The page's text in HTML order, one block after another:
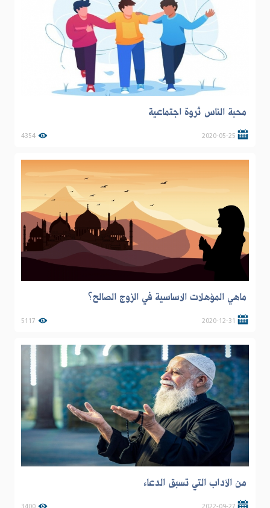
محبة الناس ثروة اجتماعية
2020-05-25
4354
ماهي المؤهلات الاساسية في الزوج الصالح؟
2020-12-31
5117
من الآداب التي تسبق الدعاء